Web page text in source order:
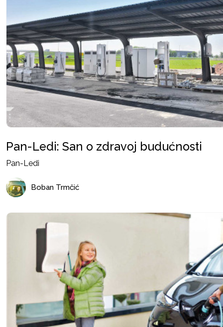
Pan-Ledi: San o zdravoj budućnosti
Pan-Ledi
Boban Trmčić